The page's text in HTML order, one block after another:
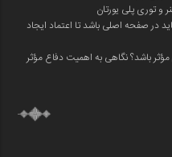
و توری پلی یورتان
صفحه اصلی باشد تا اعتماد ایجاد
باشد؟ نگاهی به اهمیت دفاع مؤثر